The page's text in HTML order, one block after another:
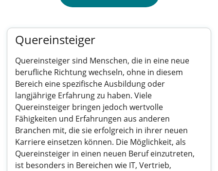
Quereinsteiger
Quereinsteiger sind Menschen, die in eine neue
berufliche Richtung wechseln, ohne in diesem
Bereich eine spezifische Ausbildung oder
langjährige Erfahrung zu haben. Viele
Quereinsteiger bringen jedoch wertvolle
Fähigkeiten und Erfahrungen aus anderen
Branchen mit, die sie erfolgreich in ihrer neuen
Karriere einsetzen können. Die Möglichkeit, als
Quereinsteiger in einen neuen Beruf einzutreten,
ist besonders in Bereichen wie IT, Vertrieb,